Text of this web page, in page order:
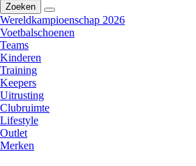
Zoeken
Wereldkampioenschap 2026
Voetbalschoenen
Teams
Kinderen
Training
Keepers
Uitrusting
Clubruimte
Lifestyle
Outlet
Merken